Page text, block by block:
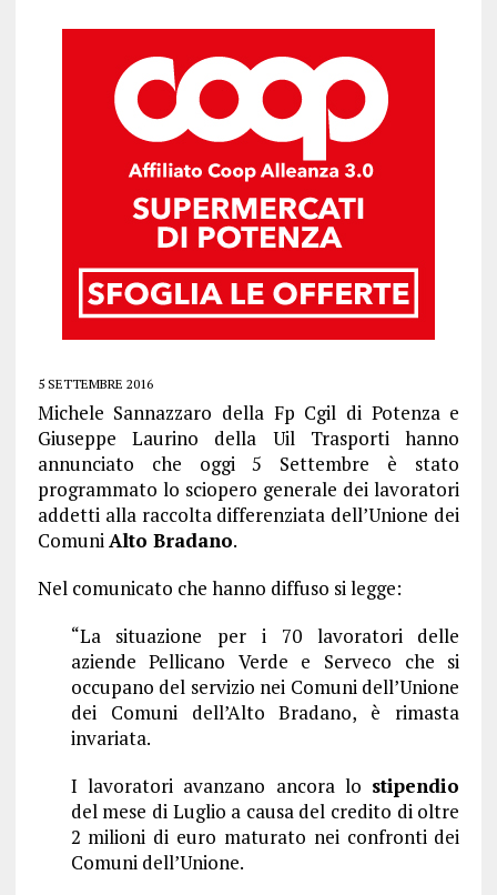
5 SETTEMBRE 2016
Michele Sannazzaro della Fp Cgil di Potenza e
Giuseppe Laurino della Uil Trasporti hanno
annunciato che oggi 5 Settembre è stato
programmato lo sciopero generale dei lavoratori
addetti alla raccolta differenziata dell’Unione dei
ComuniAlto Bradano.
Nel comunicato che hanno diffuso si legge:
“La situazione per i 70 lavoratori delle
aziende Pellicano Verde e Serveco che si
occupano del servizio nei Comuni dell’Unione
dei Comuni dell’Alto Bradano, è rimasta
invariata.
I lavoratori avanzano ancora lo stipendio
del mese di Luglio a causa del credito di oltre
2 milioni di euro maturato nei confronti dei
Comuni dell’Unione.